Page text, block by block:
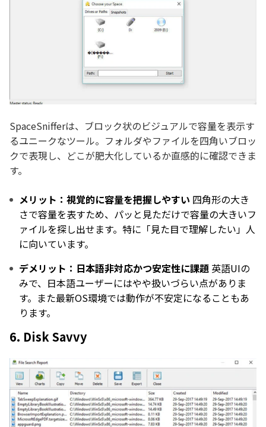
SpaceSnifferは、ブロック状のビジュアルで容量を表示す
るユニークなツール。フォルダやファイルを四角いブロッ
クで表現し、どこが肥大化しているか直感的に確認できま
す。
メリット：視覚的に容量を把握しやすい 四角形の大き
さで容量を表すため、パッと見ただけで容量の大きいフ
ァイルを探し出せます。特に「見た目で理解したい」人
に向いています。
デメリット：日本語非対応かつ安定性に課題 英語UIの
みで、日本語ユーザーにはやや扱いづらい点がありま
す。また最新OS環境では動作が不安定になることもあ
ります。
6. Disk Savvy